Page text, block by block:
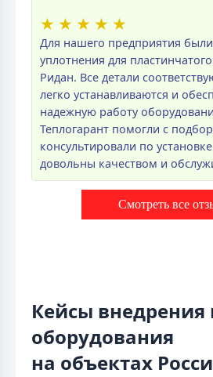
★ ★ ★ ★ ★
Для нашего предприятия
уплотнения для
Ридан. Все детали
легко устанавливаются и
надежную работу
Теплогарант помогли с
консультировали по
довольны качеством и
Смотреть все
Кейсы внедрения
оборудования
на объектах